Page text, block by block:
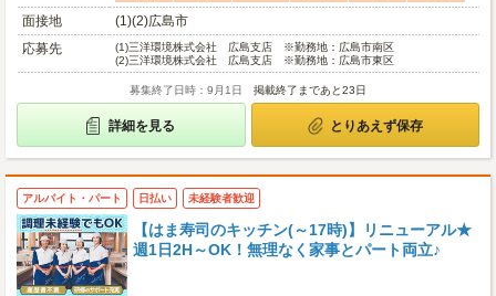
面接地
(1)(2)広島市
応募先
(1)三洋環境株式会社 広島支店 ※勤務地：広島市南区
(2)三洋環境株式会社 広島支店 ※勤務地：広島市東区
募集終了日時：9月1日 掲載終了まであと23日
詳細を見る とりあえず保存
アルバイト・パート 日払い 未経験者歓迎
【はま寿司のキッチン(～17時)】リニューアル★
週1日2H～OK！無理なく家事とパート両立♪